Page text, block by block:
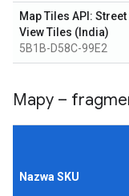
Map Tiles API: Street
View Tiles (India)
5B1B-D58C-99E2
Mapy –
Nazwa SKU